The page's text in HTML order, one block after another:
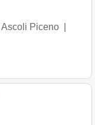
Ascoli Piceno